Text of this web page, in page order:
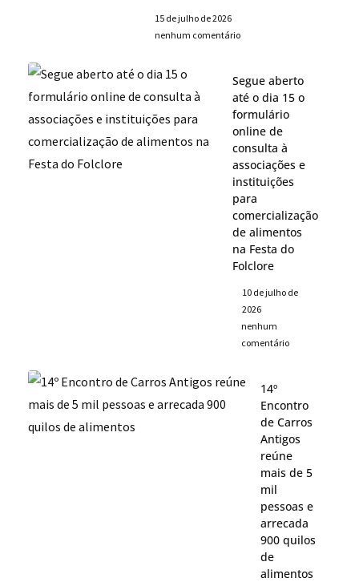
15 de julho de 2026
nenhum comentário
Segue aberto
até o dia 15 o
formulário
online de
consulta à
associações e
instituições
para
comercialização
de alimentos
na Festa do
Folclore
10 de julho de
2026
nenhum
comentário
14º
Encontro
de Carros
Antigos
reúne
mais de 5
mil
pessoas e
arrecada
900 quilos
de
alimentos